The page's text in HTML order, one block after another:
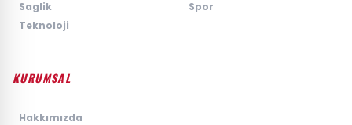
Saglik
Spor
Teknoloji
KURUMSAL
Hakkımızda